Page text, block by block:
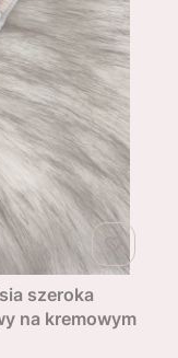
szeroka
na kremowym